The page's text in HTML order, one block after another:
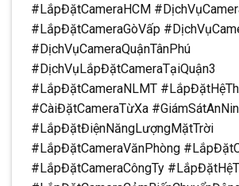
#LắpĐặtCameraHCM
#LắpĐặtCameraGòVấp
#DịchVụCameraQuậnTânPhú
#DịchVụLắpĐặtCameraTạiQuận3
#LắpĐặtCameraNLMT
#CàiĐặtCameraTừXa
#LắpĐặtĐiệnNăngLượngMặtTrời
#LắpĐặtCameraVănPhòng
#LắpĐặtCameraCôngTy